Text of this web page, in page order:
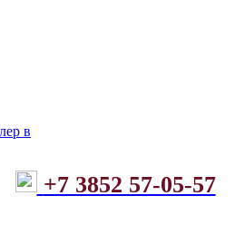
+7 3852 57-05-57